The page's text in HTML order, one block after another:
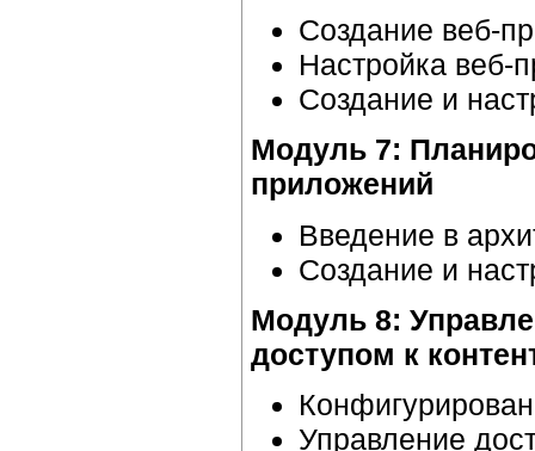
Создание веб-
Настройка веб-
Создание и
Модуль 7:
приложений
Введение в
Создание и
Модуль 8:
доступом к
Управление